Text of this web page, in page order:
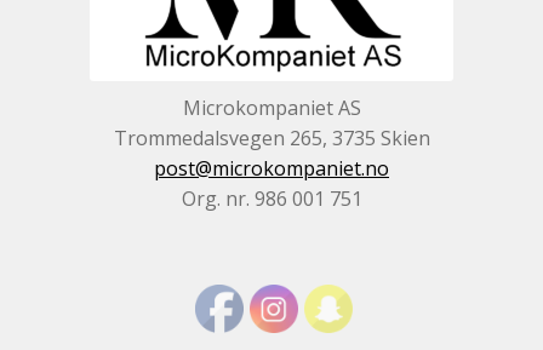
Microkompaniet AS
Trommedalsvegen 265, 3735 Skien
post@microkompaniet.no
Org. nr. 986 001 751